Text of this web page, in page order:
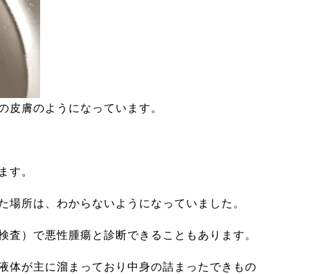
皮膚のようになっています。
す。
所は、わからないようになっていました。
）で悪性腫瘍と診断できることもあります。
体が主に溜まっており中身の詰まったできもの